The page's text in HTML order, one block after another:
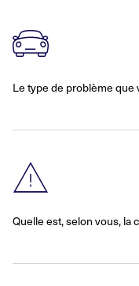
Le type de problème
Quelle est, selon vous, la